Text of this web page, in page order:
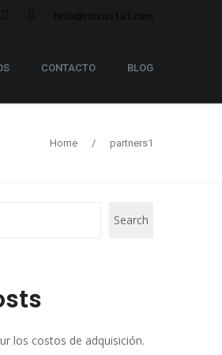
hola@nocus1a1.com
CONTACTO BLOG
Home / partners1
Search
los costos de adquisición.